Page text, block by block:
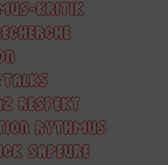
KRITIK
TALKS
RESPEKT
RYTHMUS
SAPEURE